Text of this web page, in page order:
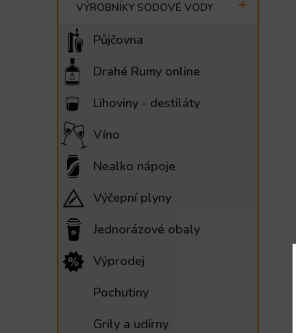
VÝROBNÍKY SODOVÉ VODY
Půjčovna
Drahé Rumy online
Lihoviny - destiláty
Víno
Nealko nápoje
Výčepní plyny
Jednorázové obaly
Výprodej
Pochutiny
Grily a udírny